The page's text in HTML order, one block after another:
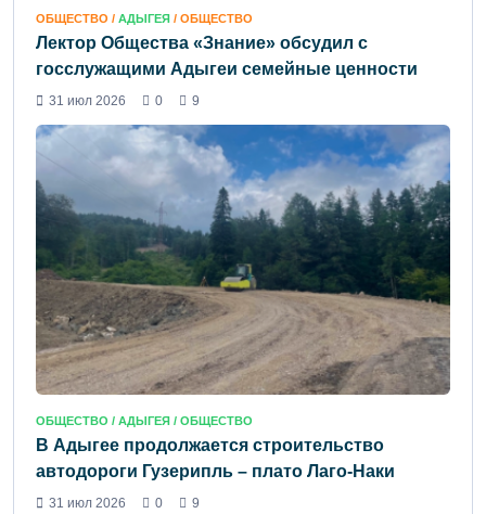
ОБЩЕСТВО / АДЫГЕЯ / ОБЩЕСТВО
Лектор Общества «Знание» обсудил с
госслужащими Адыгеи семейные ценности
31 июл 2026 0 9
ОБЩЕСТВО / АДЫГЕЯ / ОБЩЕСТВО
В Адыгее продолжается строительство
автодороги Гузерипль – плато Лаго-Наки
31 июл 2026 0 9